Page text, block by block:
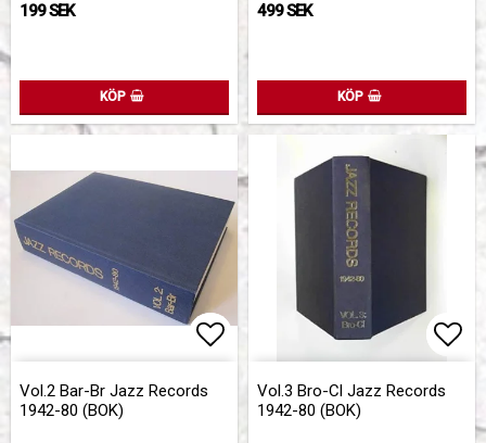
199 SEK
KÖP
499 SEK
KÖP
Lägg till i favoritlistan
Lägg till i favoritlistan
Vol.2 Bar-Br Jazz Records
1942-80 (BOK)
Vol.3 Bro-Cl Jazz Records
1942-80 (BOK)